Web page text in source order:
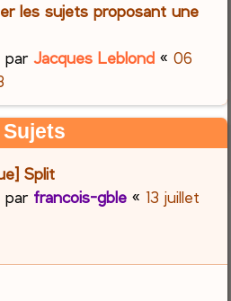
les sujets proposant une
parJacques Leblond «06
Sujets
Split
par francois-gble « 13 juillet